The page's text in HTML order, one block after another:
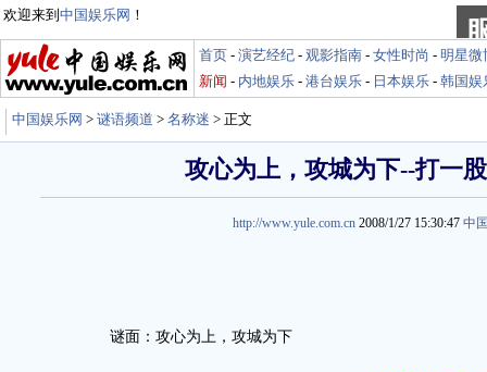
欢迎来到 中国娱乐网 ！
首页 - 演艺经纪 - 观影指南 - 女性时尚 - 明星微
新闻 - 内地娱乐 - 港台娱乐 - 日本娱乐 - 韩国娱
中国娱乐网 > 谜语频道 > 名称迷 > 正文
攻心为上，攻城为下--打一
http://www.yule.com.cn 2008/1/27 15:30:47 中
谜面：攻心为上，攻城为下